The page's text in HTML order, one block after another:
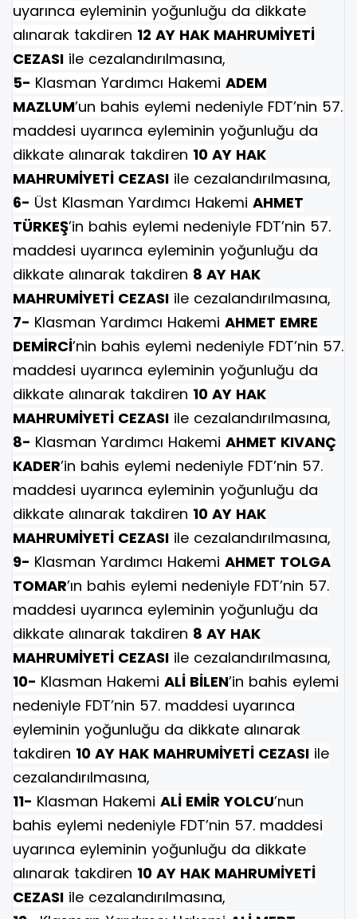
uyarınca eyleminin yoğunluğu da dikkate
alınarak takdiren 12 AY HAK MAHRUMİYETİ
CEZASI ile cezalandırılmasına,
5- Klasman Yardımcı HakemiADEM
MAZLUM’un bahis eylemi nedeniyle FDT’nin 57.
maddesi uyarınca eyleminin yoğunluğu da
dikkate alınarak takdiren 10 AY HAK
MAHRUMİYETİ CEZASI ile cezalandırılmasına,
6- Üst Klasman Yardımcı HakemiAHMET
TÜRKEŞ’in bahis eylemi nedeniyle FDT’nin 57.
maddesi uyarınca eyleminin yoğunluğu da
dikkate alınarak takdiren 8 AY HAK
MAHRUMİYETİ CEZASI ile cezalandırılmasına,
7- Klasman Yardımcı HakemiAHMET EMRE
DEMİRCİ’nin bahis eylemi nedeniyle FDT’nin 57.
maddesi uyarınca eyleminin yoğunluğu da
dikkate alınarak takdiren 10 AY HAK
MAHRUMİYETİ CEZASI ile cezalandırılmasına,
8- Klasman Yardımcı HakemiAHMET KIVANÇ
KADER’in bahis eylemi nedeniyle FDT’nin 57.
maddesi uyarınca eyleminin yoğunluğu da
dikkate alınarak takdiren 10 AY HAK
MAHRUMİYETİ CEZASI ile cezalandırılmasına,
9- Klasman Yardımcı HakemiAHMET TOLGA
TOMAR’ın bahis eylemi nedeniyle FDT’nin 57.
maddesi uyarınca eyleminin yoğunluğu da
dikkate alınarak takdiren 8 AY HAK
MAHRUMİYETİ CEZASI ile cezalandırılmasına,
10- Klasman HakemiALİ BİLEN’in bahis eylemi
nedeniyle FDT’nin 57. maddesi uyarınca
eyleminin yoğunluğu da dikkate alınarak
takdiren 10 AY HAK MAHRUMİYETİ CEZASI ile
cezalandırılmasına,
11- Klasman HakemiALİ EMİR YOLCU’nun
bahis eylemi nedeniyle FDT’nin 57. maddesi
uyarınca eyleminin yoğunluğu da dikkate
alınarak takdiren 10 AY HAK MAHRUMİYETİ
CEZASI ile cezalandırılmasına,